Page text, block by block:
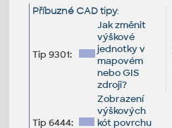
Příbuzné CAD tipy:
Tip 9301:
Jak změnit
výškové
jednotky v
mapovém
nebo GIS
zdroji?
Tip 6444:
Zobrazení
výškových
kót povrchu